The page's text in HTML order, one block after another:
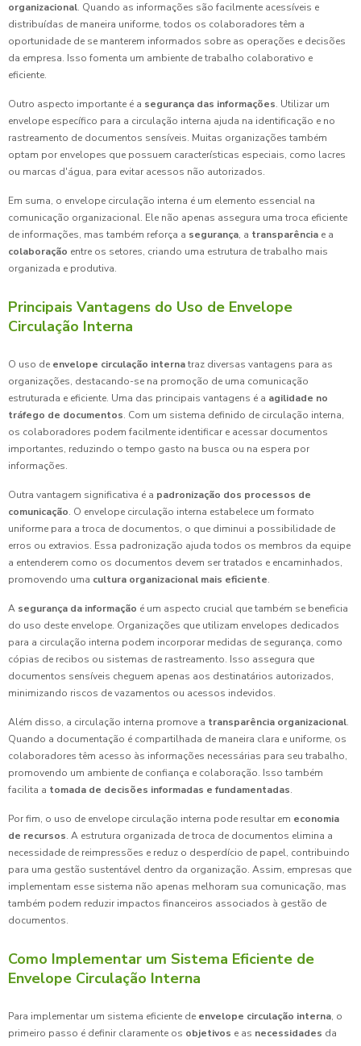
organizacional. Quando as informações são facilmente acessíveis e
distribuídas de maneira uniforme, todos os colaboradores têm a
oportunidade de se manterem informados sobre as operações e decisões
da empresa. Isso fomenta um ambiente de trabalho colaborativo e
eficiente.
Outro aspecto importante é a segurança das informações. Utilizar um
envelope específico para a circulação interna ajuda na identificação e no
rastreamento de documentos sensíveis. Muitas organizações também
optam por envelopes que possuem características especiais, como lacres
ou marcas d'água, para evitar acessos não autorizados.
Em suma, o envelope circulação interna é um elemento essencial na
comunicação organizacional. Ele não apenas assegura uma troca eficiente
de informações, mas também reforça a segurança, a transparência e a
colaboração entre os setores, criando uma estrutura de trabalho mais
organizada e produtiva.
Principais Vantagens do Uso de Envelope
Circulação Interna
O uso de envelope circulação internatraz diversas vantagens para as
organizações, destacando-se na promoção de uma comunicação
estruturada e eficiente. Uma das principais vantagens é a agilidade no
tráfego de documentos. Com um sistema definido de circulação interna,
os colaboradores podem facilmente identificar e acessar documentos
importantes, reduzindo o tempo gasto na busca ou na espera por
informações.
Outra vantagem significativa é a padronização dos processos de
comunicação. O envelope circulação interna estabelece um formato
uniforme para a troca de documentos, o que diminui a possibilidade de
erros ou extravios. Essa padronização ajuda todos os membros da equipe
a entenderem como os documentos devem ser tratados e encaminhados,
promovendo uma cultura organizacional mais eficiente.
A segurança da informação é um aspecto crucial que também se beneficia
do uso deste envelope. Organizações que utilizam envelopes dedicados
para a circulação interna podem incorporar medidas de segurança, como
cópias de recibos ou sistemas de rastreamento. Isso assegura que
documentos sensíveis cheguem apenas aos destinatários autorizados,
minimizando riscos de vazamentos ou acessos indevidos.
Além disso, a circulação interna promove a transparência organizacional.
Quando a documentação é compartilhada de maneira clara e uniforme, os
colaboradores têm acesso às informações necessárias para seu trabalho,
promovendo um ambiente de confiança e colaboração. Isso também
facilita a tomada de decisões informadas e fundamentadas.
Por fim, o uso de envelope circulação interna pode resultar em economia
de recursos. A estrutura organizada de troca de documentos elimina a
necessidade de reimpressões e reduz o desperdício de papel, contribuindo
para uma gestão sustentável dentro da organização. Assim, empresas que
implementam esse sistema não apenas melhoram sua comunicação, mas
também podem reduzir impactos financeiros associados à gestão de
documentos.
Como Implementar um Sistema Eficiente de
Envelope Circulação Interna
Para implementar um sistema eficiente de envelope circulação interna, o
primeiro passo é definir claramente os objetivos e as necessidades da